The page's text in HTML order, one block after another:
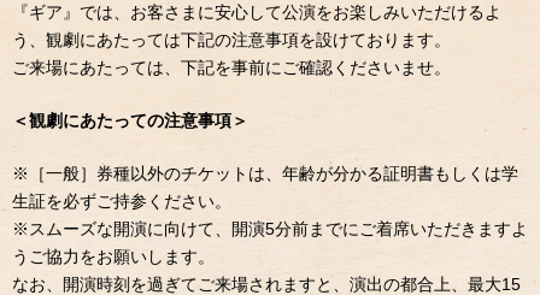
『ギア』では、お客さまに安心して公演をお楽しみいただけるよ
う、観劇にあたっては下記の注意事項を設けております。
ご来場にあたっては、下記を事前にご確認くださいませ。
＜観劇にあたっての注意事項＞
※［一般］券種以外のチケットは、年齢が分かる証明書もしくは学
生証を必ずご持参ください。
※スムーズな開演に向けて、開演5分前までにご着席いただきますよ
うご協力をお願いします。
なお、開演時刻を過ぎてご来場されますと、演出の都合上、最大15